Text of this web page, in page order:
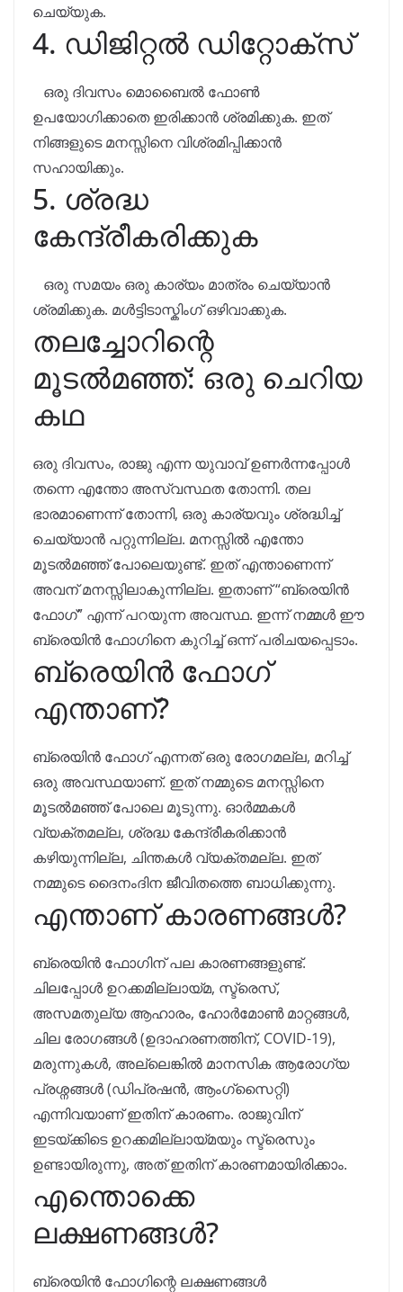
ചെയ്യുക.
4. ഡിജിറ്റൽ ഡിറ്റോക്സ്
ഒരു ദിവസം മൊബൈൽ ഫോൺ
ഉപയോഗിക്കാതെ ഇരിക്കാൻ ശ്രമിക്കുക. ഇത്
നിങ്ങളുടെ മനസ്സിനെ വിശ്രമിപ്പിക്കാൻ
സഹായിക്കും.
5. ശ്രദ്ധ
കേന്ദ്രീകരിക്കുക
ഒരു സമയം ഒരു കാര്യം മാത്രം ചെയ്യാൻ
ശ്രമിക്കുക. മൾട്ടിടാസ്കിംഗ് ഒഴിവാക്കുക.
തലച്ചോറിന്റെ
മൂടൽമഞ്ഞ്: ഒരു ചെറിയ
കഥ
ഒരു ദിവസം, രാജു എന്ന യുവാവ് ഉണർന്നപ്പോൾ
തന്നെ എന്തോ അസ്വസ്ഥത തോന്നി. തല
ഭാരമാണെന്ന് തോന്നി, ഒരു കാര്യവും ശ്രദ്ധിച്ച്
ചെയ്യാൻ പറ്റുന്നില്ല. മനസ്സിൽ എന്തോ
മൂടൽമഞ്ഞ് പോലെയുണ്ട്. ഇത് എന്താണെന്ന്
അവന് മനസ്സിലാകുന്നില്ല. ഇതാണ് “ബ്രെയിൻ
ഫോഗ്” എന്ന് പറയുന്ന അവസ്ഥ. ഇന്ന് നമ്മൾ ഈ
ബ്രെയിൻ ഫോഗിനെ കുറിച്ച് ഒന്ന് പരിചയപ്പെടാം.
ബ്രെയിൻ ഫോഗ്
എന്താണ്?
ബ്രെയിൻ ഫോഗ് എന്നത് ഒരു രോഗമല്ല, മറിച്ച്
ഒരു അവസ്ഥയാണ്. ഇത് നമ്മുടെ മനസ്സിനെ
മൂടൽമഞ്ഞ് പോലെ മൂടുന്നു. ഓർമ്മകൾ
വ്യക്തമല്ല, ശ്രദ്ധ കേന്ദ്രീകരിക്കാൻ
കഴിയുന്നില്ല, ചിന്തകൾ വ്യക്തമല്ല. ഇത്
നമ്മുടെ ദൈനംദിന ജീവിതത്തെ ബാധിക്കുന്നു.
എന്താണ് കാരണങ്ങൾ?
ബ്രെയിൻ ഫോഗിന് പല കാരണങ്ങളുണ്ട്.
ചിലപ്പോൾ ഉറക്കമില്ലായ്മ, സ്ട്രെസ്,
അസമതുല്യ ആഹാരം, ഹോർമോൺ മാറ്റങ്ങൾ,
ചില രോഗങ്ങൾ (ഉദാഹരണത്തിന്, COVID-19),
മരുന്നുകൾ, അല്ലെങ്കിൽ മാനസിക ആരോഗ്യ
പ്രശ്നങ്ങൾ (ഡിപ്രഷൻ, ആംഗ്സൈറ്റി)
എന്നിവയാണ് ഇതിന് കാരണം. രാജുവിന്
ഇടയ്ക്കിടെ ഉറക്കമില്ലായ്മയും സ്ട്രെസും
ഉണ്ടായിരുന്നു, അത് ഇതിന് കാരണമായിരിക്കാം.
എന്തൊക്കെ
ലക്ഷണങ്ങൾ?
ബ്രെയിൻ ഫോഗിന്റെ ലക്ഷണങ്ങൾ